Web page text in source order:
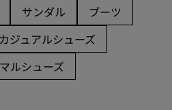
サンダル
ブーツ
カジュアルシューズ
ルシューズ